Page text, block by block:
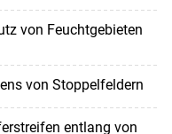
von Feuchtgebieten
von Stoppelfeldern
entlang von